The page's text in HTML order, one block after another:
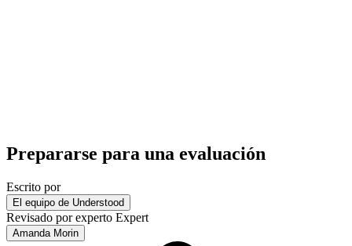
Prepararse para una evaluación
Escrito por
El equipo de Understood
Revisado por experto Expert
Amanda Morin